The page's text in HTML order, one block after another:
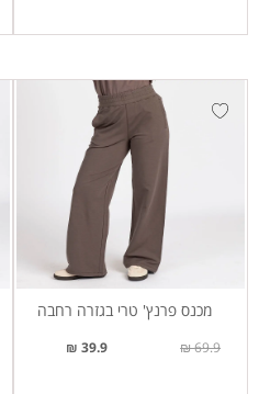
מכנס פרנץ' טרי בגזרה רחבה
39.9 ₪ 69.9 ₪